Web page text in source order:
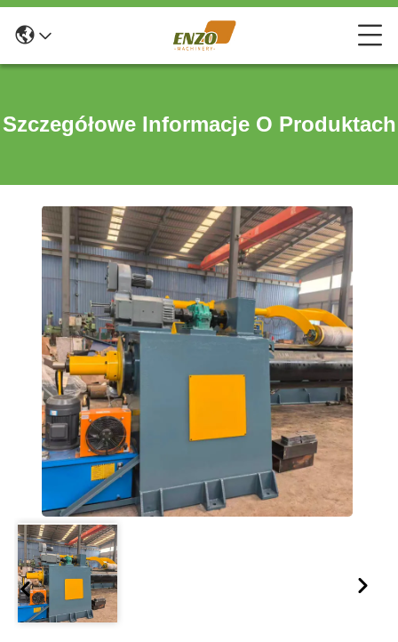
Szczegółowe Informacje O Produktach